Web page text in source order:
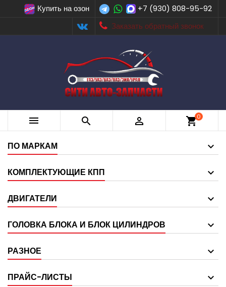
Купить на озон
+7 (930) 808-95-92
Заказать обратный звонок
   shopping_cart0
ПО МАРКАМ
КОМПЛЕКТУЮЩИЕ КПП
ДВИГАТЕЛИ
ГОЛОВКА БЛОКА И БЛОК ЦИЛИНДРОВ
РАЗНОЕ
ПРАЙС-ЛИСТЫ